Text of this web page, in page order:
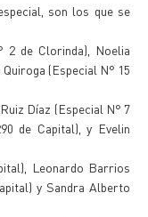
son los que se
2 de Clorinda), Noelia
(Especial N° 15
Díaz (Especial N° 7
de Capital), y Evelin
Leonardo Barrios
y Sandra Alberto